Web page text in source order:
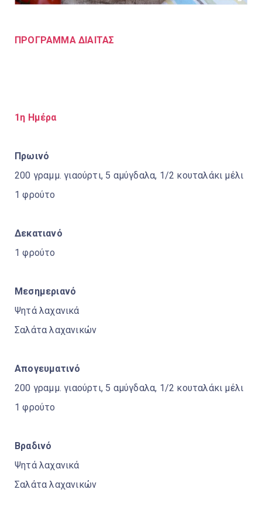
ΠΡΟΓΡΑΜΜΑ ΔΙΑΙΤΑΣ
1η Ημέρα
Πρωινό
200 γραμμ. γιαούρτι, 5 αμύγδαλα, 1/2 κουταλάκι μέλι
1 φρούτο
Δεκατιανό
1 φρούτο
Μεσημεριανό
Ψητά λαχανικά
Σαλάτα λαχανικών
Απογευματινό
200 γραμμ. γιαούρτι, 5 αμύγδαλα, 1/2 κουταλάκι μέλι
1 φρούτο
Βραδινό
Ψητά λαχανικά
Σαλάτα λαχανικών